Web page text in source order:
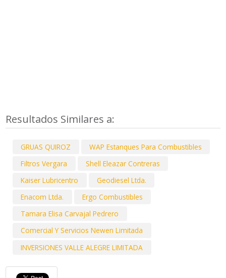
Resultados Similares a:
GRUAS QUIROZ
WAP Estanques Para Combustibles
Filtros Vergara
Shell Eleazar Contreras
Kaiser Lubricentro
Geodiesel Ltda.
Enacom Ltda.
Ergo Combustibles
Tamara Elisa Carvajal Pedrero
Comercial Y Servicios Newen Limitada
INVERSIONES VALLE ALEGRE LIMITADA